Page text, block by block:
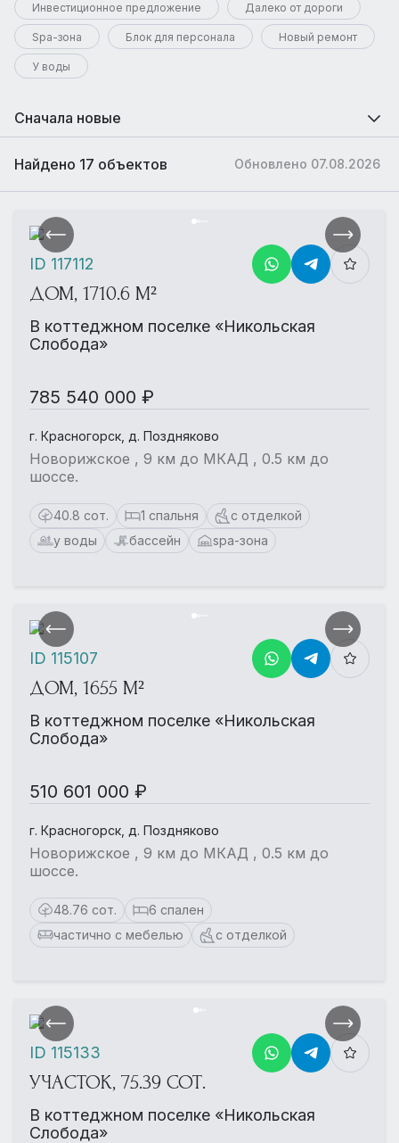
Инвестиционное предложение Далеко от дороги
Spa-зона Блок для персонала Новый ремонт
У воды
Сначала новые
Обновлено 07.08.2026
Найдено 17 объектов
ДОМ, 1710.6 М²
В коттеджном поселке «Никольская
Слобода»
785 540 000 ₽
г. Красногорск, д. Поздняково
Новорижское , 9 км до МКАД , 0.5 км до
шоссе.
40.8 сот. 1 спальня
с отделкой
у воды
бассейн spa-зона
ID 117112
ДОМ, 1655 М²
В коттеджном поселке «Никольская
Слобода»
510 601 000 ₽
г. Красногорск, д. Поздняково
Новорижское , 9 км до МКАД , 0.5 км до
шоссе.
48.76 сот.
6 спален
частично с мебелью
с отделкой
ID 115107
УЧАСТОК, 75.39 СОТ.
В коттеджном поселке «Никольская
Слобода»
ID 115133